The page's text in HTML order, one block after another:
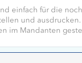
einfach für die
und
im Mandanten